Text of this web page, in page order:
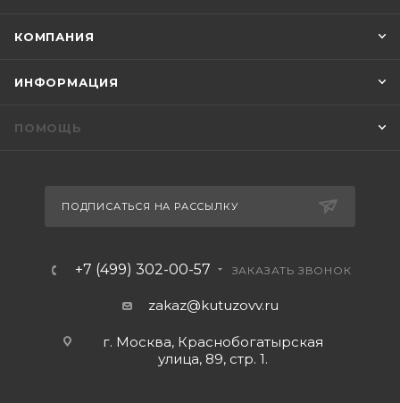
КОМПАНИЯ
ИНФОРМАЦИЯ
ПОМОЩЬ
ПОДПИСАТЬСЯ НА РАССЫЛКУ
+7 (499) 302-00-57 ЗАКАЗАТЬ ЗВОНОК
zakaz@kutuzovv.ru
г. Москва, Краснобогатырская
улица, 89, стр. 1.